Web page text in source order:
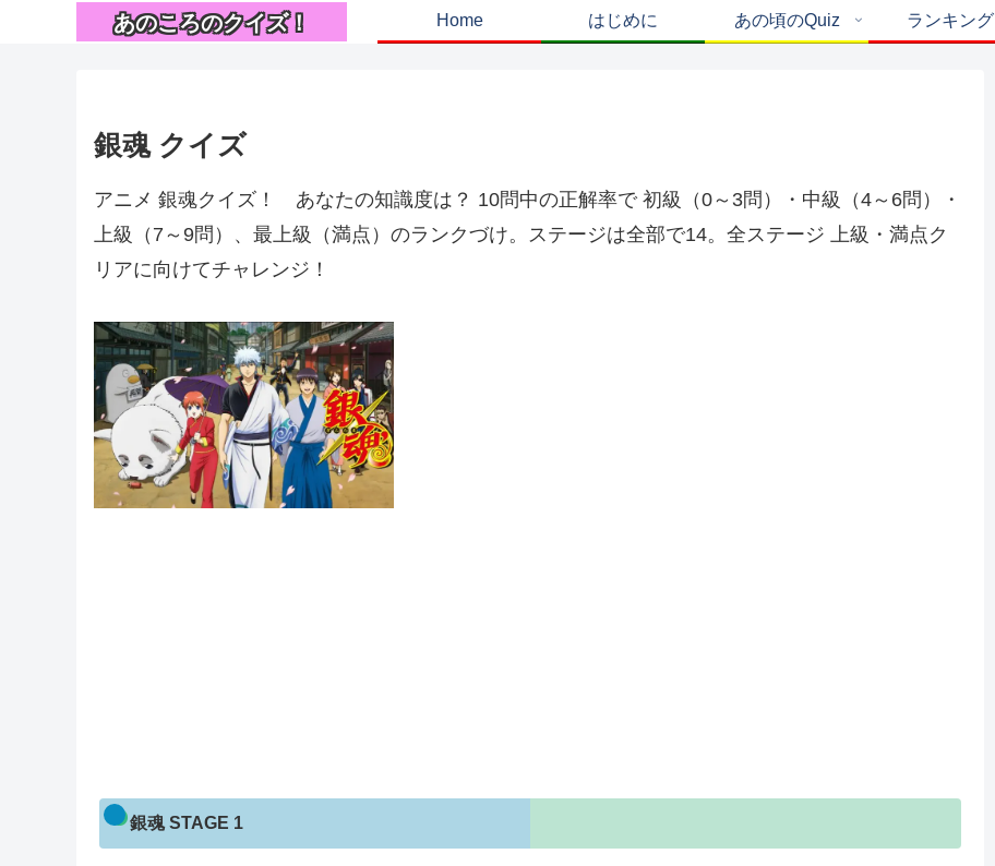
あのころのクイズ！ Home はじめに あの頃のQuiz ランキング
銀魂 クイズ
アニメ 銀魂クイズ！ あなたの知識度は？ 10問中の正解率で 初級（0～3問）・中級（4～6問）・
上級（7～9問）、最上級（満点）のランクづけ。ステージは全部で14。全ステージ 上級・満点ク
リアに向けてチャレンジ！
銀魂 STAGE 1